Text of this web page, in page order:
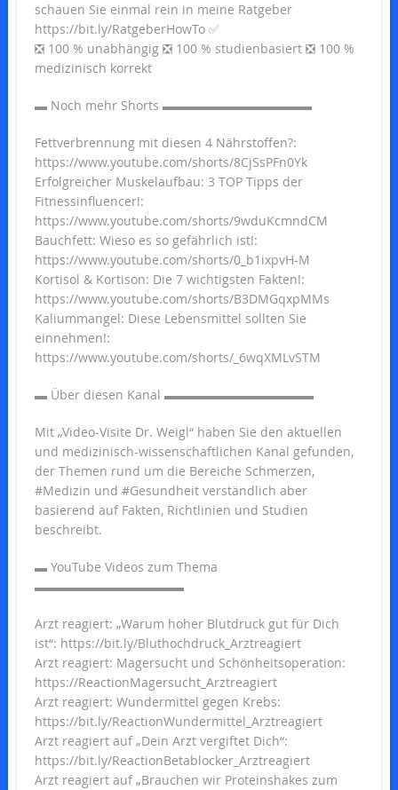
schauen Sie einmal rein in meine Ratgeber
https://bit.ly/RatgeberHowTo ✅
❎ 100 % unabhängig ❎ 100 % studienbasiert ❎ 100 %
medizinisch korrekt
▬ Noch mehr Shorts ▬▬▬▬▬▬▬▬▬▬▬▬
Fettverbrennung mit diesen 4 Nährstoffen?:
https://www.youtube.com/shorts/8CjSsPFn0Yk
Erfolgreicher Muskelaufbau: 3 TOP Tipps der
Fitnessinfluencer!:
https://www.youtube.com/shorts/9wduKcmndCM
Bauchfett: Wieso es so gefährlich ist!:
https://www.youtube.com/shorts/0_b1ixpvH-M
Kortisol & Kortison: Die 7 wichtigsten Fakten!:
https://www.youtube.com/shorts/B3DMGqxpMMs
Kaliummangel: Diese Lebensmittel sollten Sie
einnehmen!:
https://www.youtube.com/shorts/_6wqXMLvSTM
▬ Über diesen Kanal ▬▬▬▬▬▬▬▬▬▬▬▬
Mit „Video-Visite Dr. Weigl“ haben Sie den aktuellen
und medizinisch-wissenschaftlichen Kanal gefunden,
der Themen rund um die Bereiche Schmerzen,
#Medizin und #Gesundheit verständlich aber
basierend auf Fakten, Richtlinien und Studien
beschreibt.
▬ YouTube Videos zum Thema
▬▬▬▬▬▬▬▬▬▬▬▬
Arzt reagiert: „Warum hoher Blutdruck gut für Dich
ist“: https://bit.ly/Bluthochdruck_Arztreagiert
Arzt reagiert: Magersucht und Schönheitsoperation:
https://ReactionMagersucht_Arztreagiert
Arzt reagiert: Wundermittel gegen Krebs:
https://bit.ly/ReactionWundermittel_Arztreagiert
Arzt reagiert auf „Dein Arzt vergiftet Dich“:
https://bit.ly/ReactionBetablocker_Arztreagiert
Arzt reagiert auf „Brauchen wir Proteinshakes zum